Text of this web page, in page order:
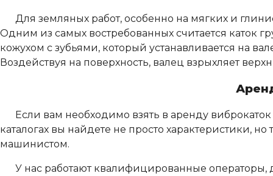
Для земляных работ, особенно на мягких и
Одним из самых востребованных считается каток
кожухом с зубьями, который устанавливается на
Воздействуя на поверхность, валец взрыхляет
Если вам необходимо взять в аренду
каталогах вы найдете не просто характеристики,
машинистом.
У нас работают квалифицированные